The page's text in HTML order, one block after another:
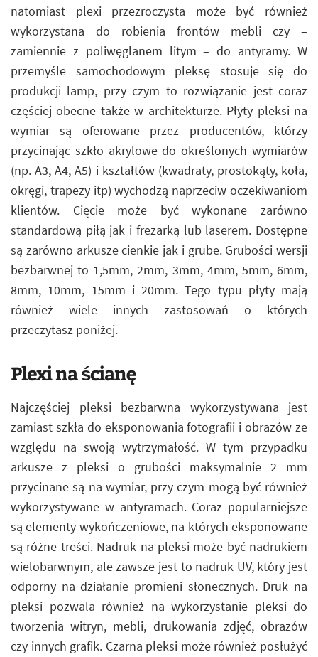
natomiast plexi przezroczysta może być również
wykorzystana do robienia frontów mebli czy –
zamiennie z poliwęglanem litym – do antyramy. W
przemyśle samochodowym pleksę stosuje się do
produkcji lamp, przy czym to rozwiązanie jest coraz
częściej obecne także w architekturze. Płyty pleksi na
wymiar są oferowane przez producentów, którzy
przycinając szkło akrylowe do określonych wymiarów
(np. A3, A4, A5) i kształtów (kwadraty, prostokąty, koła,
okręgi, trapezy itp) wychodzą naprzeciw oczekiwaniom
klientów. Cięcie może być wykonane zarówno
standardową piłą jak i frezarką lub laserem. Dostępne
są zarówno arkusze cienkie jak i grube. Grubości wersji
bezbarwnej to 1,5mm, 2mm, 3mm, 4mm, 5mm, 6mm,
8mm, 10mm, 15mm i 20mm. Tego typu płyty mają
również wiele innych zastosowań o których
przeczytasz poniżej.
Plexi na ścianę
Najczęściej pleksi bezbarwna wykorzystywana jest
zamiast szkła do eksponowania fotografii i obrazów ze
względu na swoją wytrzymałość. W tym przypadku
arkusze z pleksi o grubości maksymalnie 2 mm
przycinane są na wymiar, przy czym mogą być również
wykorzystywane w antyramach. Coraz popularniejsze
są elementy wykończeniowe, na których eksponowane
są różne treści. Nadruk na pleksi może być nadrukiem
wielobarwnym, ale zawsze jest to nadruk UV, który jest
odporny na działanie promieni słonecznych. Druk na
pleksi pozwala również na wykorzystanie pleksi do
tworzenia witryn, mebli, drukowania zdjęć, obrazów
czy innych grafik. Czarna pleksi może również posłużyć